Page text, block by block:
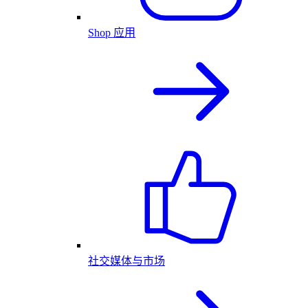
Shop 应用
社交媒体与市场